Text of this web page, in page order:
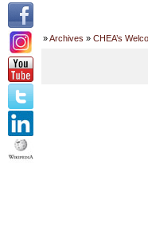
Home »Archives » CHEA’s